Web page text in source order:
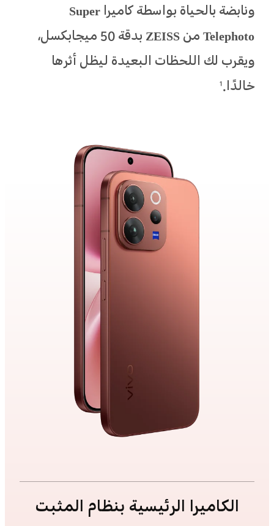
ونابضة بالحياة بواسطة كاميرا Super
Telephoto من ZEISS بدقة 50 ميجابكسل،
ويقرب لك اللحظات البعيدة ليظل أثرها
خالدًا.1
‬‏‫الكاميرا الرئيسية بنظام المثبت